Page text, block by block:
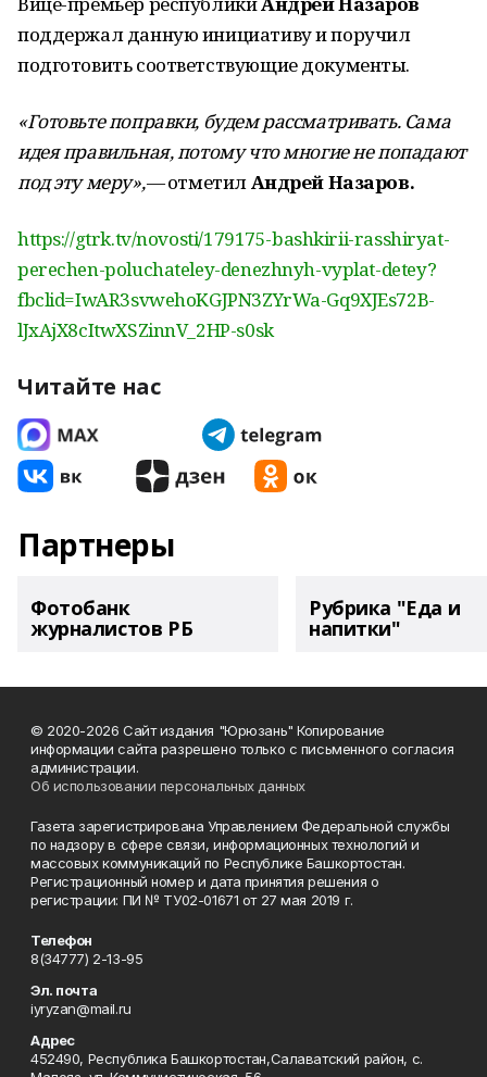
поддержал данную инициативу и поручил
подготовить соответствующие документы.
«Готовьте поправки, будем рассматривать. Сама
идея правильная, потому что многие не попадают
под эту меру»,— отметилАндрей Назаров.
https://gtrk.tv/novosti/179175-bashkirii-rasshiryat-
perechen-poluchateley-denezhnyh-vyplat-detey?
fbclid=IwAR3svwehoKGJPN3ZYrWa-Gq9XJEs72B-
lJxAjX8cItwXSZinnV_2HP-s0sk
Читайте нас
Партнеры
Фотобанк
журналистов РБ
Рубрика "Еда и
напитки"
© 2020-2026 Сайт издания "Юрюзань" Копирование
информации сайта разрешено только с письменного согласия
администрации.
Об использовании персональных данных
Газета зарегистрирована Управлением Федеральной службы
по надзору в сфере связи, информационных технологий и
массовых коммуникаций по Республике Башкортостан.
Регистрационный номер и дата принятия решения о
регистрации: ПИ № ТУ02-01671 от 27 мая 2019 г.
Телефон
8(34777) 2-13-95
Эл. почта
iyryzan@mail.ru
Адрес
452490, Республика Башкортостан,Салаватский район, с.